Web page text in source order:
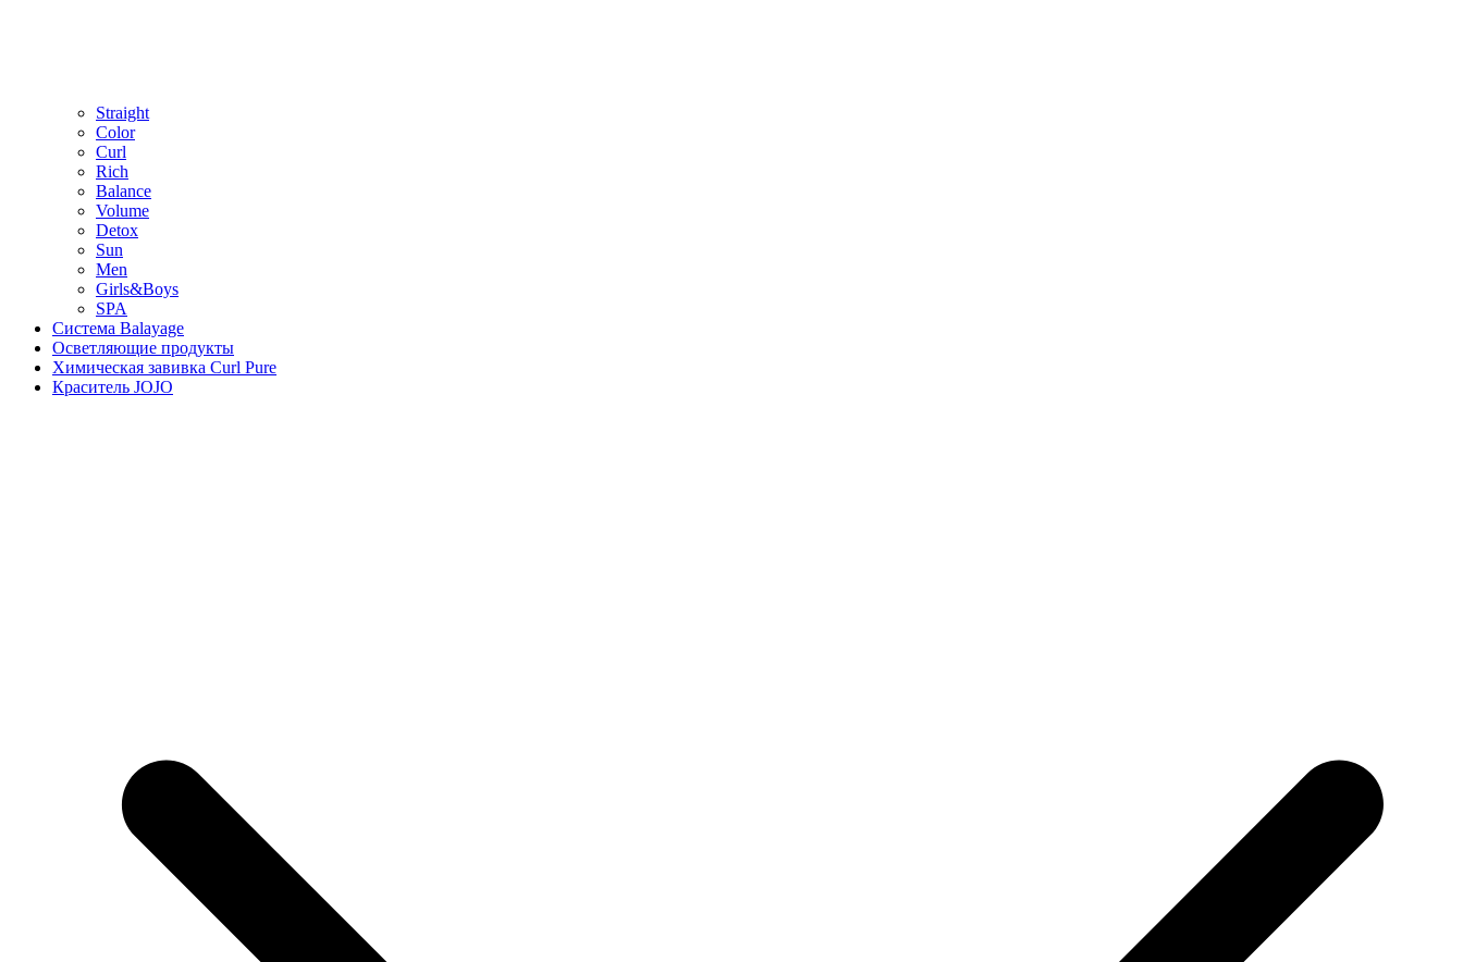
Straight
Color
Curl
Rich
Balance
Volume
Detox
Sun
Men
Girls&Boys
SPA
Система Balayage
Осветляющие продукты
Химическая завивка Curl Pure
Краситель JOJO